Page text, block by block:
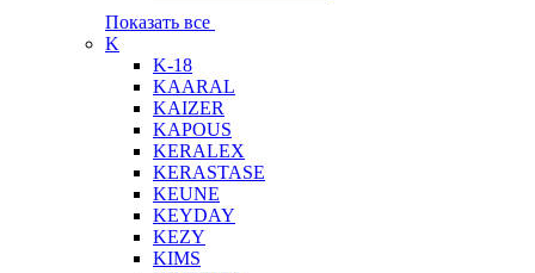
Показать все
K
K-18
KAARAL
KAIZER
KAPOUS
KERALEX
KERASTASE
KEUNE
KEYDAY
KEZY
KIMS